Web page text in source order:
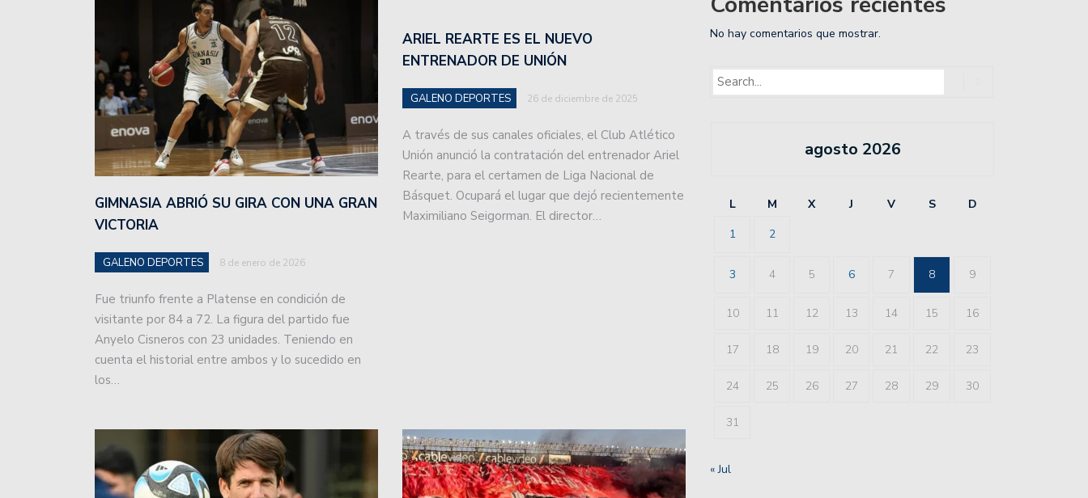
El impactante codazo que hizo perder el conocimiento a un jugador de Colón:
las lesiones que sufrió.
Colón debutará en la Primera Nacional recibiendo a Defensores Unidos de
Zárate.
Se viene el Oficial 2024 en el básquet asociativo.
Estudiantes aprovechó la falta de gol de Unión y se llevó todo de Santa Fe.
Unión intentará seguir su racha cuando esta noche, a partir de las 21.30, reciba
Con una convincente actuación, Unión consiguió un valioso triunfo en
Sebastián Puñet ya no es más el DT de básquet de Unión.
Colón igualó en Córdoba ante Racing en el último amistoso.
Colón jugó dos amistosos con la reserva de Newell´s.
Unión fue ampliamente superado por Peñarol, en Mar del Plata.
GIMNASIA ABRIÓ SU GIRA CON UNA GRAN
VICTORIA
GALENO DEPORTES 8 de enero de 2026
Fue triunfo frente a Platense en condición de
visitante por 84 a 72. La figura del partido fue
Anyelo Cisneros con 23 unidades. Teniendo en
cuenta el historial entre ambos y lo sucedido en
los…
ARIEL REARTE ES EL NUEVO
ENTRENADOR DE UNIÓN
GALENO DEPORTES 26 de diciembre de 2025
A través de sus canales oficiales, el Club Atlético
Unión anunció la contratación del entrenador Ariel
Rearte, para el certamen de Liga Nacional de
Básquet. Ocupará el lugar que dejó recientemente
Maximiliano Seigorman. El director…
No hay comentarios que mostrar.
agosto 2026
L M X J V S
D
1
2
3 4 5 6 7 8 9
10 11 12 13 14 15 16
17 18 19 20 21 22 23
24 25 26 27 28 29 30
31
« Jul